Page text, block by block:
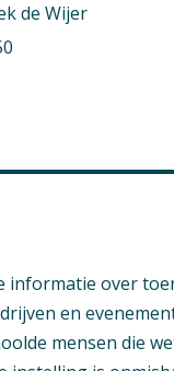
de Wijer
over
en
mensen die